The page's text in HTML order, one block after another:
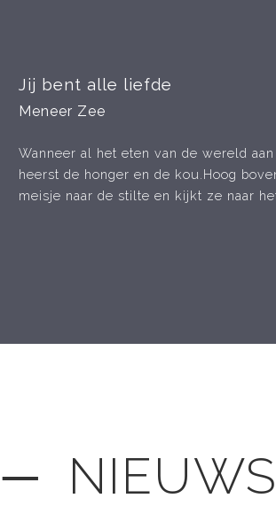
Jij bent alle liefde
Meneer Zee
Wanneer al het eten van de wereld
heerst de honger en de kou.Hoog
meisje naar de stilte en kijkt ze naar het
─